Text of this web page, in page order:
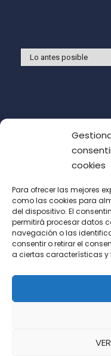
cookies
Para ofrecer las mejores
como las cookies para
del dispositivo. El
permitirá procesar datos
navegación o las
consentir o retirar el
a ciertas características y
Acepto las